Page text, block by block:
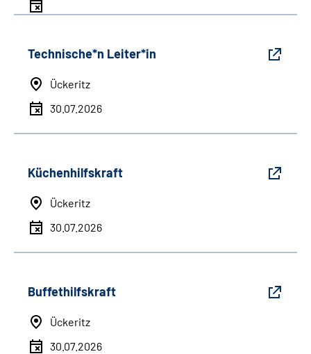
Technische*n Leiter*in
Ückeritz
30.07.2026
Küchenhilfskraft
Ückeritz
30.07.2026
Buffethilfskraft
Ückeritz
30.07.2026